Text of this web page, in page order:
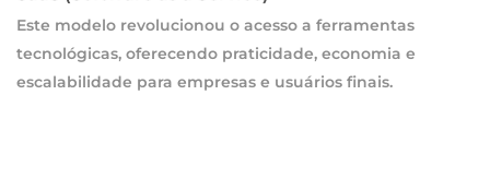
Este modelo revolucionou o acesso a ferramentas
tecnológicas, oferecendo praticidade, economia e
escalabilidade para empresas e usuários finais.